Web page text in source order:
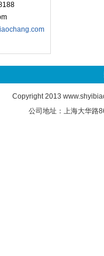
Copyright 2013
公司地址：上海大华路